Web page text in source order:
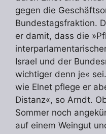
gegen die
Bundestagsfraktion.
er damit, dass die
Israel und der
wichtiger denn je«
wie Elnet pflege er
Distanz«, so Arndt.
Sommer noch
auf einem Weingut